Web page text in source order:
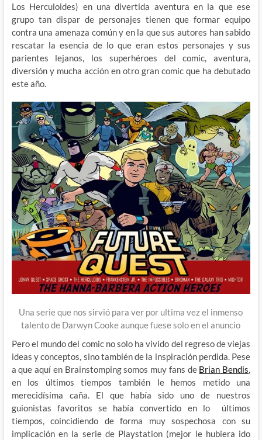
Los Herculoides) en una divertida aventura en la que ese
grupo tan dispar de personajes tienen que formar equipo
contra una amenaza común y en la que sus autores han sabido
rescatar la esencia de lo que eran estos personajes y sus
parientes lejanos, los superhéroes del comic, aventura,
diversión y mucha acción en otro gran comic que ha debutado
este año.
Una serie que nos sirvió para ver por ultima vez el inmenso
talento de Darwyn Cooke aunque fuese solo en el anuncio
Pero el mundo del comic no solo ha vivido del regreso de viejas
ideas y conceptos, sino también de la inspiración perdida. Pese
a que aquí en Brainstomping somos muy fans de Brian Bendis
en los últimos tiempos también le hemos metido una
merecidísima caña. El que había sido uno de nuestros
guionistas favoritos se había convertido en lo últimos
tiempos, coincidiendo de forma muy sospechosa con su
implicación en la serie de Playstation (mejor le hubiera ido